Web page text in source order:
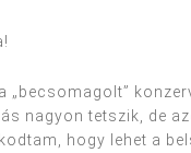
„becsomagolt”
nagyon tetszik, de
hogy lehet a